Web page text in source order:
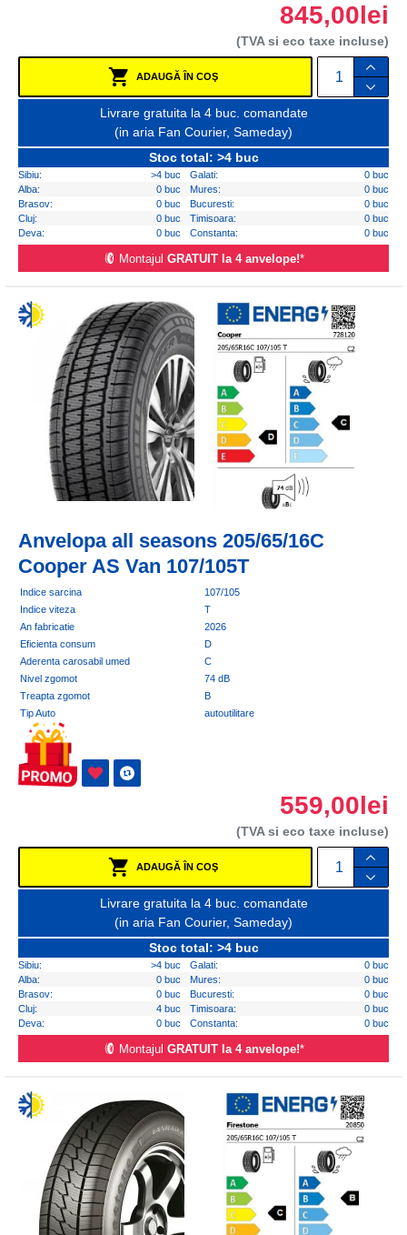
845,00lei
(TVA si eco taxe incluse)
ADAUGĂ ÎN COŞ
Livrare gratuita la 4 buc. comandate
(in aria Fan Courier, Sameday)
Stoc total: >4 buc
Sibiu: >4 buc Galati:
0 buc
Alba:
0 buc Mures:
0 buc
Brasov:
0 buc Bucuresti:
0 buc
Cluj:
0 buc Timisoara:
0 buc
Deva:
0 buc Constanta: 0 buc
Montajul GRATUIT la 4 anvelope!*
Anvelopa all seasons 205/65/16C
Cooper AS Van 107/105T
Indice sarcina
107/105
Indice viteza
T
An fabricatie
2026
Eficienta consum
D
Aderenta carosabil umed
C
Nivel zgomot
74 dB
Treapta zgomot
B
Tip Auto
autoutilitare
559,00lei
(TVA si eco taxe incluse)
ADAUGĂ ÎN COŞ
Livrare gratuita la 4 buc. comandate
(in aria Fan Courier, Sameday)
Stoc total: >4 buc
Sibiu: >4 buc Galati:
0 buc
Alba:
0 buc Mures:
0 buc
Brasov:
0 buc Bucuresti:
0 buc
Cluj:
4 buc Timisoara:
0 buc
Deva:
0 buc Constanta: 0 buc
Montajul GRATUIT la 4 anvelope!*